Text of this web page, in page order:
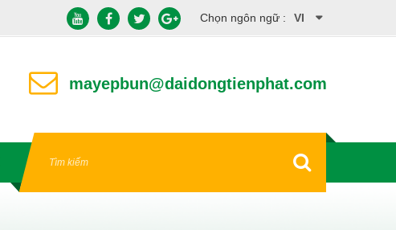
Chọn ngôn ngữ : VI
mayepbun@daidongtienphat.com